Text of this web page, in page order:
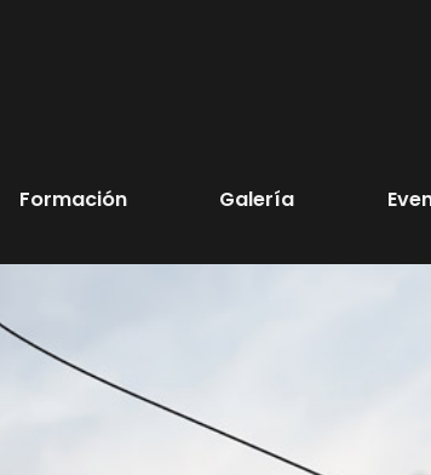
Formación Galería